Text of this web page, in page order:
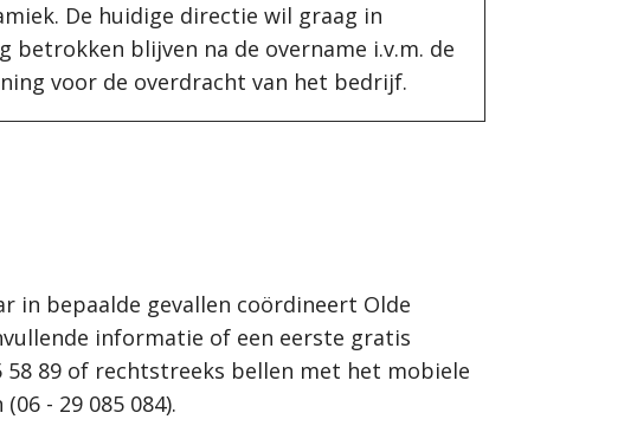
De huidige directie wil graag in
betrokken blijven na de overname i.v.m. de
voor de overdracht van het bedrijf.
in bepaalde gevallen coördineert Olde
informatie of een eerste gratis
58 89 of rechtstreeks bellen met het mobiele
- 29 085 084).